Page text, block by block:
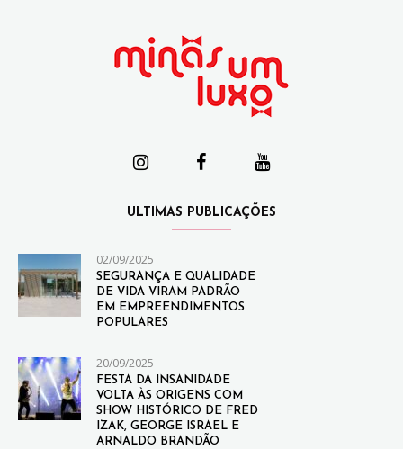
ULTIMAS PUBLICAÇÕES
02/09/2025
SEGURANÇA E QUALIDADE
DE VIDA VIRAM PADRÃO
EM EMPREENDIMENTOS
POPULARES
20/09/2025
FESTA DA INSANIDADE
VOLTA ÀS ORIGENS COM
SHOW HISTÓRICO DE FRED
IZAK, GEORGE ISRAEL E
ARNALDO BRANDÃO